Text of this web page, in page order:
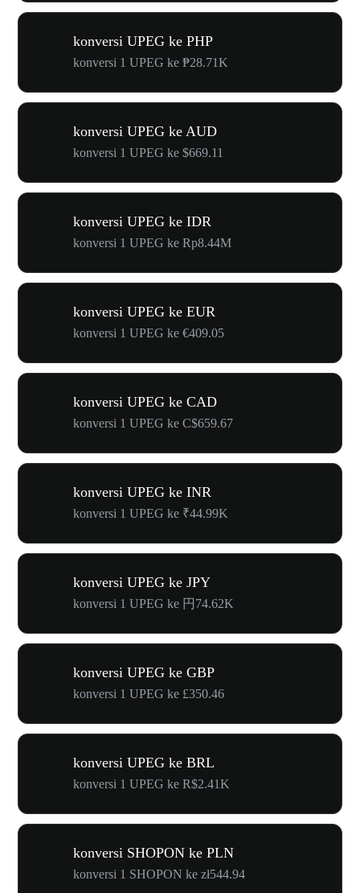
konversi UPEG ke PHP
konversi 1 UPEG ke ₱28.71K
konversi UPEG ke AUD
konversi 1 UPEG ke $669.11
konversi UPEG ke IDR
konversi 1 UPEG ke Rp8.44M
konversi UPEG ke EUR
konversi 1 UPEG ke €409.05
konversi UPEG ke CAD
konversi 1 UPEG ke C$659.67
konversi UPEG ke INR
konversi 1 UPEG ke ₹44.99K
konversi UPEG ke JPY
konversi 1 UPEG ke 円74.62K
konversi UPEG ke GBP
konversi 1 UPEG ke £350.46
konversi UPEG ke BRL
konversi 1 UPEG ke R$2.41K
konversi SHOPON ke PLN
konversi 1 SHOPON ke zł544.94